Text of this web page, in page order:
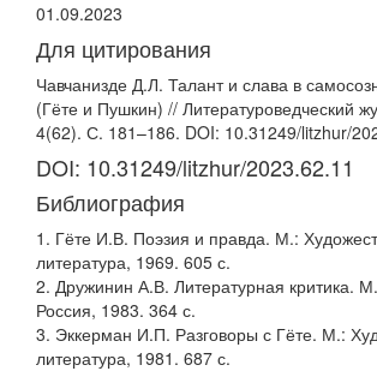
01.09.2023
Для цитирования
Чавчанизде Д.Л. Талант и слава в
(Гёте и Пушкин) // Литературоведческий
4(62). С. 181–186. DOI: 10.31249/litzhur/
DOI: 10.31249/litzhur/2023.62.11
Библиография
1. Гёте И.В. Поэзия и правда. М.:
литература, 1969. 605 с.
2. Дружинин А.В. Литературная критика.
Россия, 1983. 364 с.
3. Эккерман И.П. Разговоры с Гёте. М.:
литература, 1981. 687 с.